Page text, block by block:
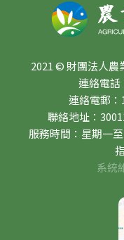
2021 © 財團法人
連絡電話
連絡電郵
聯絡地址：
服務時間：星期一至
系統